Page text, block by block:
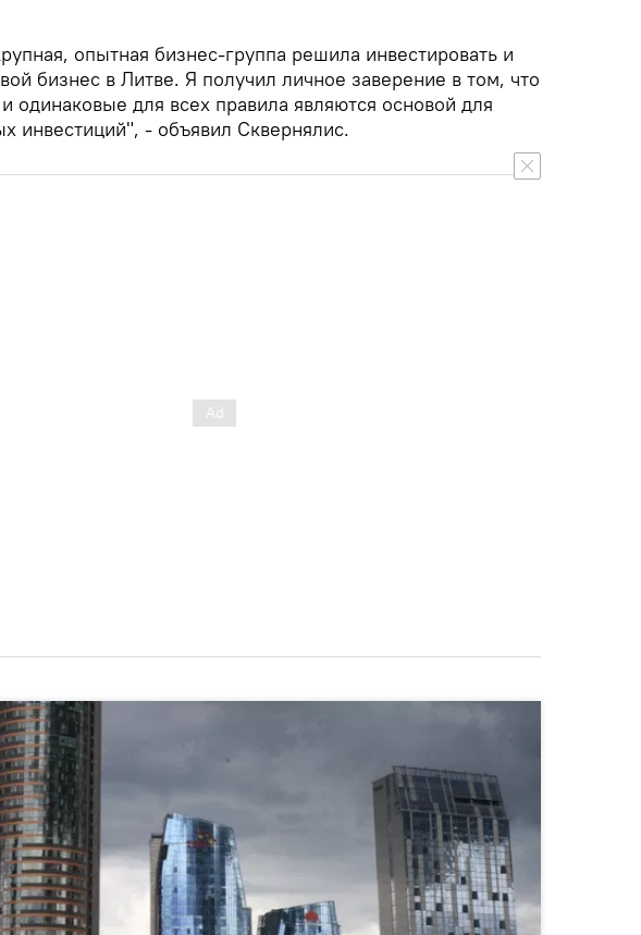
опытная бизнес-группа решила инвестировать и
бизнес в Литве. Я получил личное заверение в том, что
одинаковые для всех правила являются основой для
инвестиций", - объявил Сквернялис.